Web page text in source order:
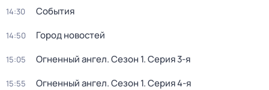
14:30 События
14:50 Город новостей
15:05 Огненный ангел. Сезон 1. Серия 3-я
15:55 Огненный ангел. Сезон 1. Серия 4-я